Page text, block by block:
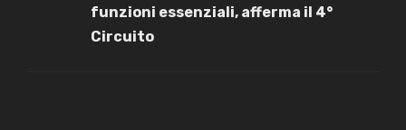
funzioni essenziali, afferma il 4°
Circuito